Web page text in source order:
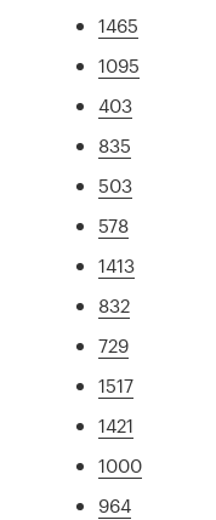
1465
1095
403
835
503
578
1413
832
729
1517
1421
1000
964